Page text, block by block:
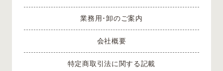
業務用･卸のご案内
会社概要
特定商取引法に関する記載